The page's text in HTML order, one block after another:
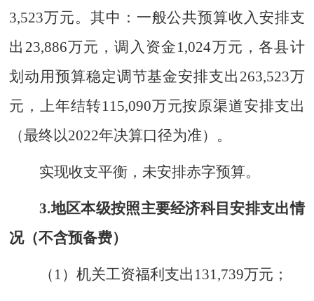
3,523万元。其中： 一般公共预算收入 安排支
出 23,886万元 ，调入资金1,024万元，各县计
划动用预算稳定调节基金安排支出 263,523万
元 ，上年结转115,090万元按原渠道安排支出
（最终以2022年决算口径为准） 。
实现收支平衡 ，未安排赤字预算。
3.地区本级按照主要经济科目安排支出情
况（不含预备费）
（ 1 ）机关工资福利支出 131 ,739万元；